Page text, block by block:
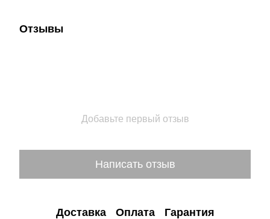
Отзывы
Добавьте первый отзыв
Написать отзыв
Доставка Оплата Гарантия